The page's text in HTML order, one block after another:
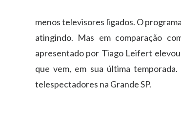
menos televisores ligados. O
atingindo. Mas em comparação
apresentado por Tiago Leifert elevou
que vem, em sua última
telespectadores na Grande SP.